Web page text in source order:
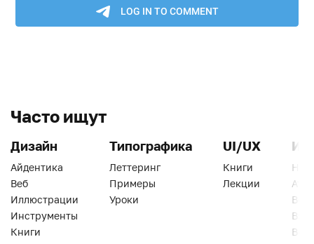
Часто ищут
Дизайн
Айдентика
Веб
Иллюстрации
Инструменты
Книги
Типографика
Леттеринг
Примеры
Уроки
UI/UX
Книги
Лекции
Веб